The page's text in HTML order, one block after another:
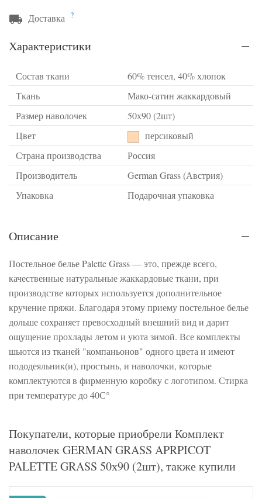
Доставка ?
Характеристики
Состав ткани
60% тенсел, 40% хлопок
Ткань
Мако-сатин жаккардовый
Размер наволочек
50х90 (2шт)
Цвет
персиковый
Страна производства
Россия
Производитель
German Grass (Австрия)
Упаковка
Подарочная упаковка
Описание
Постельное белье Palette Grass — это, прежде всего,
качественные натуральные жаккардовые ткани, при
производстве которых используется дополнительное
кручение пряжи. Благодаря этому приему постельное белье
дольше сохраняет превосходный внешний вид и дарит
ощущение прохлады летом и уюта зимой. Все комплекты
шьются из тканей "компаньонов" одного цвета и имеют
пододеяльник(и), простынь, и наволочки, которые
комплектуются в фирменную коробку с логотипом. Стирка
при температуре до 40С°
Покупатели, которые приобрели Комплект
наволочек GERMAN GRASS APRPICOT
PALETTE GRASS 50х90 (2шт), также купили